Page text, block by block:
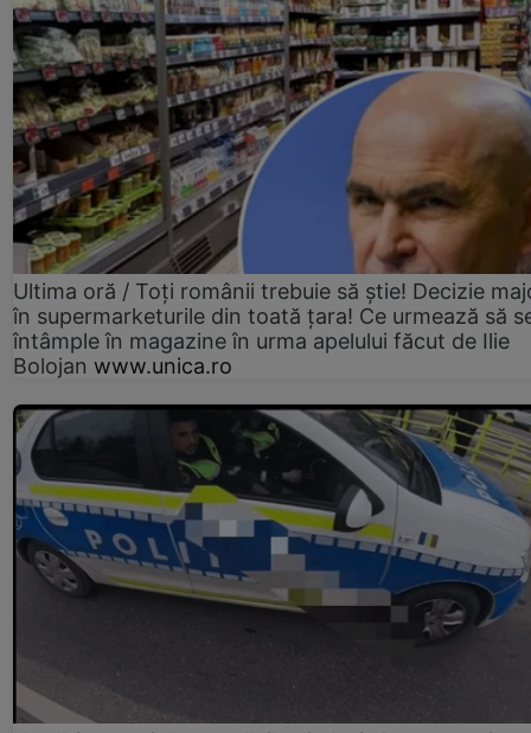
Ultima oră / Toți românii trebuie să știe! Decizie
în supermarketurile din toată țara! Ce urmează să
întâmple în magazine în urma apelului făcut de Ilie
Bolojan www.unica.ro